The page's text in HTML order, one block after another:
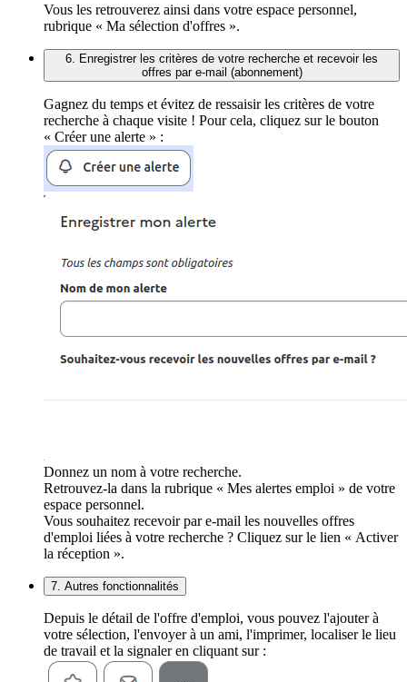
Vous les retrouverez ainsi dans votre espace personnel,
rubrique « Ma sélection d'offres ».
6. Enregistrer les critères de votre recherche et recevoir les
offres par e-mail (abonnement)
Gagnez du temps et évitez de ressaisir les critères de votre
recherche à chaque visite ! Pour cela, cliquez sur le bouton
« Créer une alerte » :
Donnez un nom à votre recherche.
Retrouvez-la dans la rubrique « Mes alertes emploi » de votre
espace personnel.
Vous souhaitez recevoir par e-mail les nouvelles offres
d'emploi liées à votre recherche ? Cliquez sur le lien « Activer
la réception ».
7. Autres fonctionnalités
Depuis le détail de l'offre d'emploi, vous pouvez l'ajouter à
votre sélection, l'envoyer à un ami, l'imprimer, localiser le lieu
de travail et la signaler en cliquant sur :